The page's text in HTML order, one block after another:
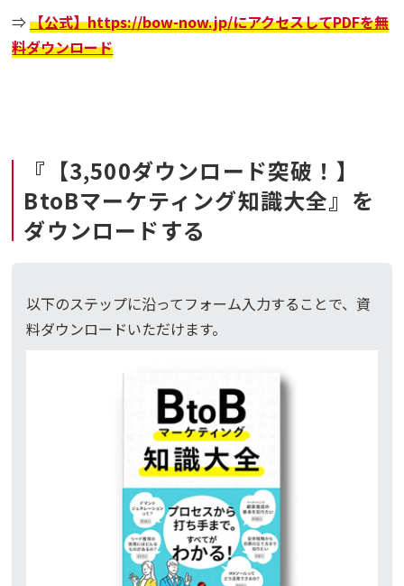
⇒【公式】https://bow-now.jp/にアクセスしてPDFを無
料ダウンロード
『【3,500ダウンロード突破！】
BtoBマーケティング知識大全』を
ダウンロードする
以下のステップに沿ってフォーム入力することで、資
料ダウンロードいただけます。